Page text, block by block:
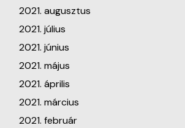
2021. augusztus
2021. július
2021. június
2021. május
2021. április
2021. március
2021. február